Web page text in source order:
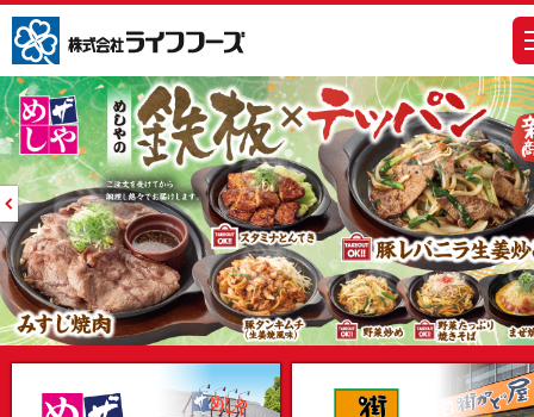
株式会社ライフフーズ
Prev